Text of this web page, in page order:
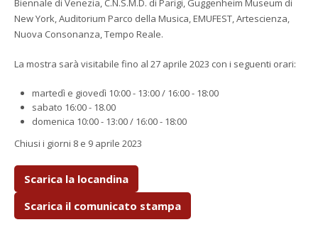
Biennale di Venezia, C.N.S.M.D. di Parigi, Guggenheim Museum di
New York, Auditorium Parco della Musica, EMUFEST, Artescienza,
Nuova Consonanza, Tempo Reale.
La mostra sarà visitabile fino al 27 aprile 2023 con i seguenti orari:
martedì e giovedì 10:00 - 13:00 / 16:00 - 18:00
sabato 16:00 - 18.00
domenica 10:00 - 13:00 / 16:00 - 18:00
Chiusi i giorni 8 e 9 aprile 2023
Scarica la locandina
Scarica il comunicato stampa